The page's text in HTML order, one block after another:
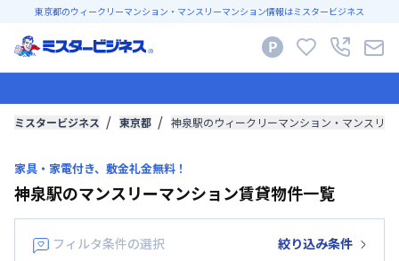
東京都のウィークリーマンション・マンスリーマンション情報はミスタービジネス
ミスタービジネス 東京都 神泉駅のウィークリーマンション・マンスリ
家具・家電付き、敷金礼金無料！
神泉駅のマンスリーマンション賃貸物件一覧
フィルタ条件の選択 絞り込み条件